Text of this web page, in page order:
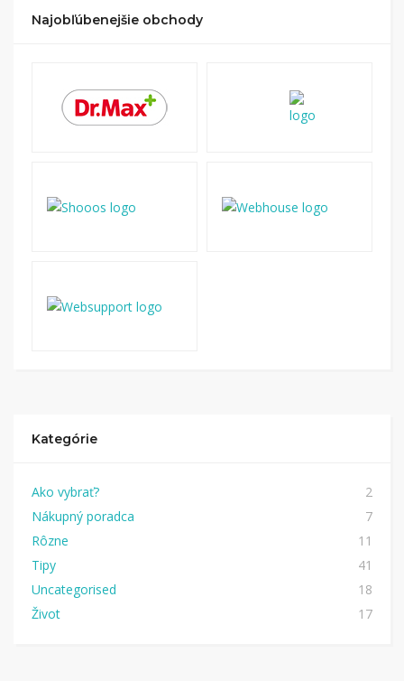
Najobľúbenejšie obchody
Kategórie
Ako vybrať?
2
Nákupný poradca
7
Rôzne
11
Tipy
41
Uncategorised
18
Život
17